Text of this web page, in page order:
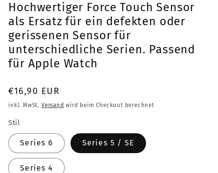
Hochwertiger Force Touch Sensor
als Ersatz für ein defekten oder
gerissenen Sensor für
unterschiedliche Serien. Passend
für Apple Watch
Normaler
Preis
€16,90 EUR
inkl. MwSt. Versand wird beim Checkout berechnet
Stil
Series 6 Series 5 / SE
Series 4